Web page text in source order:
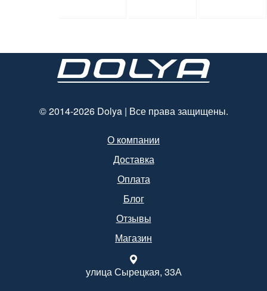
© 2014-2026 Dolya | Все права защищены.
О компании
Доставка
Оплата
Блог
Отзывы
Магазин
улица Сырецкая, 33А